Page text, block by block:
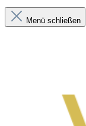
Menü schließen